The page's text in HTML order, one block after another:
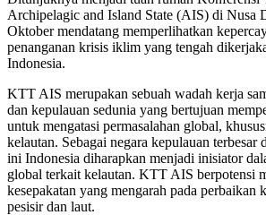
Archipelagic and Island State (AIS) di Nusa
Oktober mendatang memperlihatkan
penanganan krisis iklim yang tengah
Indonesia.
KTT AIS merupakan sebuah wadah kerja
dan kepulauan sedunia yang bertujuan
untuk mengatasi permasalahan global,
kelautan. Sebagai negara kepulauan
ini Indonesia diharapkan menjadi inisiator
global terkait kelautan. KTT AIS berpotensi
kesepakatan yang mengarah pada perbaikan
pesisir dan laut.